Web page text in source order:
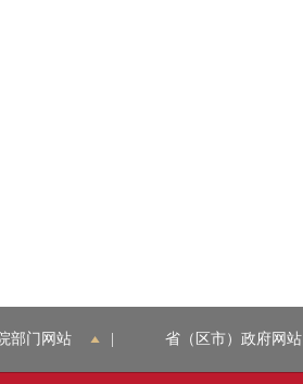
部门网站 省（区市）政府网站